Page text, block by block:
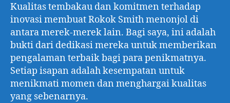
Kualitas tembakau dan komitmen terhadap
inovasi membuat Rokok Smith menonjol di
antara merek-merek lain. Bagi saya, ini adalah
bukti dari dedikasi mereka untuk memberikan
pengalaman terbaik bagi para penikmatnya.
Setiap isapan adalah kesempatan untuk
menikmati momen dan menghargai kualitas
yang sebenarnya.